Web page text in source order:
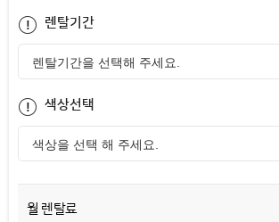
렌탈기간
색상선택
월 렌탈료